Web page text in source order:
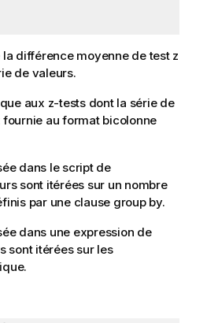
la différence moyenne de test z
de valeurs.
aux z-tests dont la série de
au format bicolonne
dans le script de
sont itérées sur un nombre
par une clause group by.
dans une expression de
sont itérées sur les